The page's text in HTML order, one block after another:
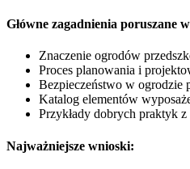
Główne zagadnienia poruszane
Znaczenie ogrodów
Proces planowania i
Bezpieczeństwo w ogrodzie
Katalog elementów
Przykłady dobrych praktyk
Najważniejsze wnioski: